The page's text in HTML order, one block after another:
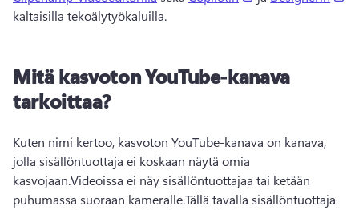
kaltaisilla tekoälytyökaluilla.
Mitä kasvoton YouTube-kanava
tarkoittaa?
Kuten nimi kertoo, kasvoton YouTube-kanava on kanava,
jolla sisällöntuottaja ei koskaan näytä omia
kasvojaan.Videoissa ei näy sisällöntuottajaa tai ketään
puhumassa suoraan kameralle.Tällä tavalla sisällöntuottaja